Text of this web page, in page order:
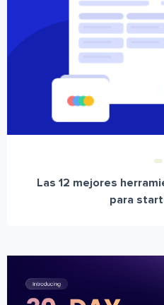
Las 12 mejores
para